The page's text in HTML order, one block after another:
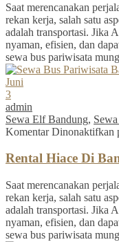
Saat merencanakan
rekan kerja, salah satu
adalah transportasi. Jika
nyaman, efisien, dan
sewa bus pariwisata
Juni
3
admin
Sewa Elf Bandung,
Komentar Dinonaktifkan
Rental Hiace Di
Saat merencanakan
rekan kerja, salah satu
adalah transportasi. Jika
nyaman, efisien, dan
sewa bus pariwisata